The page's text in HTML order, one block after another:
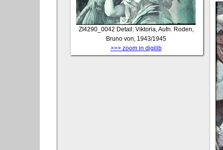
ZI4290_0042 Detail: Viktoria, Aufn. Roden,
Bruno von, 1943/1945
>>> zoom in digilib